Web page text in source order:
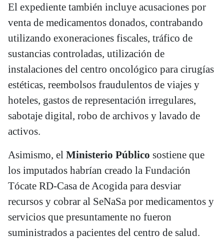
El expediente también incluye acusaciones por
venta de medicamentos donados, contrabando
utilizando exoneraciones fiscales, tráfico de
sustancias controladas, utilización de
instalaciones del centro oncológico para cirugías
estéticas, reembolsos fraudulentos de viajes y
hoteles, gastos de representación irregulares,
sabotaje digital, robo de archivos y lavado de
activos.
Asimismo, el Ministerio Público sostiene que
los imputados habrían creado la Fundación
Tócate RD-Casa de Acogida para desviar
recursos y cobrar al SeNaSa por medicamentos y
servicios que presuntamente no fueron
suministrados a pacientes del centro de salud.